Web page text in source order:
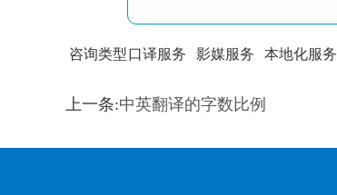
咨询类型口译服务 影媒服务 本地化服务
训翻译 标准级 专业级
上一条:中英翻译的字数比例